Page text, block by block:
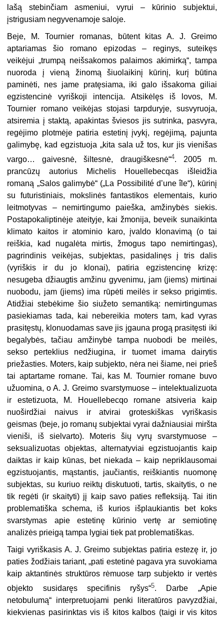
lašą stebinčiam asmeniui, vyrui – kūrinio subjektui,
įstrigusiam negyvenamoje saloje.
Beje, M. Tournier romanas, būtent kitas A. J. Greimo
aptariamas šio romano epizodas – reginys, suteikęs
veikėjui „trumpą neišsakomos palaimos akimirką“, tampa
nuoroda į vieną žinomą šiuolaikinį kūrinį, kurį būtina
paminėti, nes jame pratęsiama, iki galo išsakoma giliai
egzistencinė vyriškoji intencija. Atsikėlęs iš lovos, M.
Tournier romano veikėjas stojasi tarpduryje, susvyruoja,
atsiremia į staktą, apakintas šviesos jis sutrinka, pasvyra,
regėjimo plotmėje patiria estetinį įvykį, regėjimą, pajunta
galimybę, kad egzistuoja „kita sala už tos, kur jis vienišas
vargo… gaivesnė, šiltesnė, draugiškesnė“4. 2005 m.
prancūzų autorius Michelis Houellebecqas išleidžia
romaną „Salos galimybė“ („La Possibilité d’une île“), kūrinį
su futuristiniais, mokslinės fantastikos elementais, kurio
leitmotyvas – nemirtingumo paieška, amžinybės siekis.
Postapokaliptinėje ateityje, kai žmonija, beveik sunaikinta
klimato kaitos ir atominio karo, įvaldo klonavimą (o tai
reiškia, kad nugalėta mirtis, žmogus tapo nemirtingas),
pagrindinis veikėjas, subjektas, pasidalinęs į tris dalis
(vyriškis ir du jo klonai), patiria egzistencinę krizę:
nesugeba džiaugtis amžinu gyvenimu, jam (jiems) mirtinai
nuobodu, jam (jiems) ima rūpėti meilės ir sekso prigimtis.
Atidžiai stebėkime šio siužeto semantiką: nemirtingumas
pasiekiamas tada, kai nebereikia moters tam, kad vyras
prasitęstų, klonuodamas save jis įgauna progą prasitęsti iki
begalybės, tačiau amžinybė tampa nuobodi be meilės,
sekso perteklius nedžiugina, ir tuomet imama dairytis
priežasties. Moters, kaip subjekto, nėra nei šiame, nei prieš
tai aptartame romane. Tai, kas M. Tournier romane buvo
užuomina, o A. J. Greimo svarstymuose – intelektualizuota
ir estetizuota, M. Houellebecqo romane atsiveria kaip
nuoširdžiai naivus ir atvirai groteskiškas vyriškasis
geismas (beje, jo romanų subjektai vyrai dažniausiai miršta
vieniši, iš sielvarto). Moteris šių vyrų svarstymuose –
seksualizuotas objektas, alternatyviai egzistuojantis kaip
daiktas ir kaip kūnas, bet niekada – kaip nepriklausomai
egzistuojantis, mąstantis, jaučiantis, reiškiantis nuomonę
subjektas, su kuriuo reiktų diskutuoti, tartis, skaitytis, o ne
tik regėti (ir skaityti) jį kaip savo paties refleksiją. Tai itin
problematiška schema, iš kurios išplaukiantis bet koks
svarstymas apie estetinę kūrinio vertę ar semiotinę
analizės prieigą tampa lygiai tiek pat problematiškas.
Taigi vyriškasis A. J. Greimo subjektas patiria estezę ir, jo
paties žodžiais tariant, „pati estetinė pagava yra suvokiama
kaip aktantinės struktūros rėmuose tarp subjekto ir vertės
objekto susidaręs specifinis ryšys“5. Darbe „Apie
netobulumą“ interpretuojami penki literatūros pavyzdžiai,
kiekvienas pasirinktas vis iš kitos kalbos (taigi ir vis kitos